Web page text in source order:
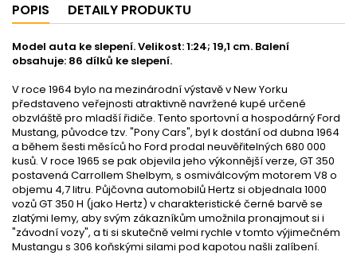
POPIS DETAILY PRODUKTU
Model auta ke slepení. Velikost: 1:24; 19,1 cm. Balení
obsahuje: 86 dílků ke slepení.
V roce 1964 bylo na mezinárodní výstavě v New Yorku
představeno veřejnosti atraktivně navržené kupé určené
obzvláště pro mladší řidiče. Tento sportovní a hospodárný Ford
Mustang, původce tzv. "Pony Cars", byl k dostání od dubna 1964
a během šesti měsíců ho Ford prodal neuvěřitelných 680 000
kusů. V roce 1965 se pak objevila jeho výkonnější verze, GT 350
postavená Carrollem Shelbym, s osmiválcovým motorem V8 o
objemu 4,7 litru. Půjčovna automobilů Hertz si objednala 1000
vozů GT 350 H (jako Hertz) v charakteristické černé barvě se
zlatými lemy, aby svým zákazníkům umožnila pronajmout si i
"závodní vozy", a ti si skutečně velmi rychle v tomto výjimečném
Mustangu s 306 koňskými silami pod kapotou našli zalíbení.